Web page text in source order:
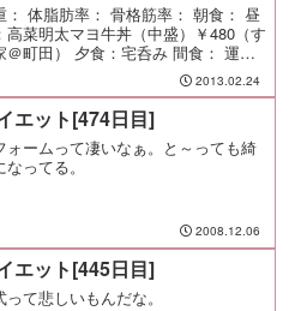
： 体脂肪率： 骨格筋率： 朝食： 昼
高菜明太マヨ牛丼（中盛）￥480（す
＠町田） 夕食：宅呑み 間食： 運
水泳5,000m 2時間 メモ： 2013.02.24
エット[474日目]
ォームって凄いなぁ。と～っても綺
なってる。
2008.12.06
エット[445日目]
って悲しいもんだな。